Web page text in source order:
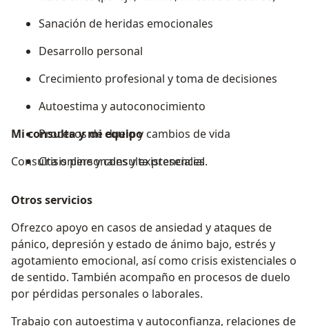
Sanación de heridas emocionales
Desarrollo personal
Crecimiento profesional y toma de decisiones
Autoestima y autoconocimiento
Procesos de duelo y cambios de vida
Crisis personales y existenciales
Mi consulta y mi equipo
Consulta online y consulta presencial.
Otros servicios
Ofrezco apoyo en casos de ansiedad y ataques de
pánico, depresión y estado de ánimo bajo, estrés y
agotamiento emocional, así como crisis existenciales o
de sentido. También acompaño en procesos de duelo
por pérdidas personales o laborales.
Trabajo con autoestima y autoconfianza, relaciones de